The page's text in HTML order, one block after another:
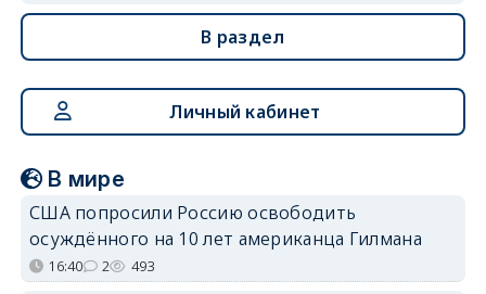
В раздел
Личный кабинет
В мире
США попросили Россию освободить
осуждённого на 10 лет американца Гилмана
16:40 2 493